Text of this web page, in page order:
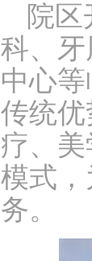
院
科、
中心
传统
疗、
模式
务。